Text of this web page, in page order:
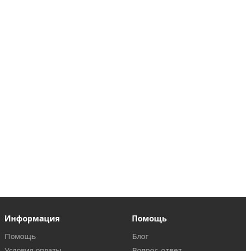
Информация
Помощь
Помощь
Блог